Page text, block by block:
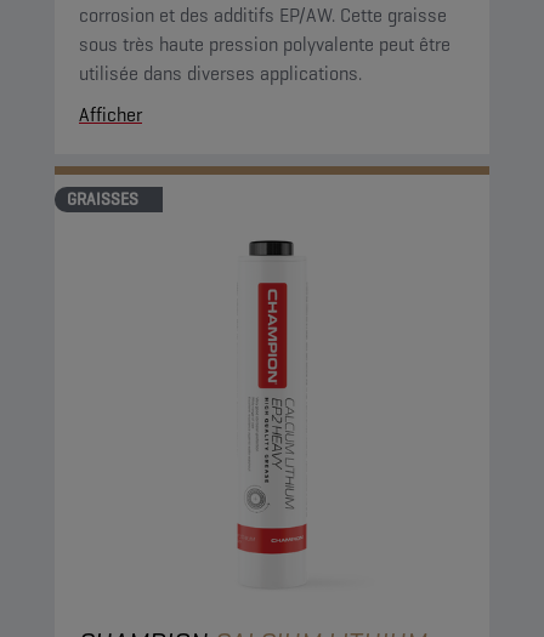
corrosion et des additifs EP/AW. Cette graisse
sous très haute pression polyvalente peut être
utilisée dans diverses applications.
Afficher
GRAISSES